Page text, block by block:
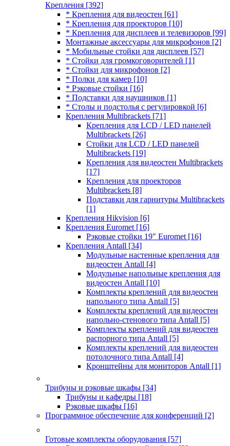
Крепления [392]
* Крепления для видеостен [61]
* Крепления для проекторов [10]
* Крепления для дисплеев и телевизоров [99]
Монтажные аксессуары для микрофонов [2]
* Мобильные стойки для дисплеев [57]
* Стойки для громкоговорителей [1]
* Стойки для микрофонов [2]
* Полки для камер [10]
* Рэковые стойки [16]
* Подставки для наушников [1]
* Столы и подстолья с регулировкой [6]
Крепления Multibrackets [71]
Крепления для LCD / LED панелей
Multibrackets [26]
Стойки для LCD / LED панелей
Multibrackets [19]
Крепления для видеостен Multibrackets
[17]
Крепления для проекторов
Multibrackets [8]
Подставки для гарнитуры Multibrackets
[1]
Крепления Hikvision [6]
Крепления Euromet [16]
Рэковые стойки 19" Euromet [16]
Крепления Antall [34]
Модульные настенные крепления для
видеостен Antall [4]
Модульные напольные крепления для
видеостен Antall [10]
Комплекты креплений для видеостен
напольного типа Antall [5]
Комплекты креплений для видеостен
напольно-стенового типа Antall [5]
Комплекты креплений для видеостен
распорного типа Antall [5]
Комплекты креплений для видеостен
потолочного типа Antall [4]
Кронштейны для мониторов Antall [1]
Трибуны и рэковые шкафы [34]
Трибуны и кафедры [18]
Рэковые шкафы [16]
Программное обеспечение для конференций [2]
Готовые комплекты оборудования [57]